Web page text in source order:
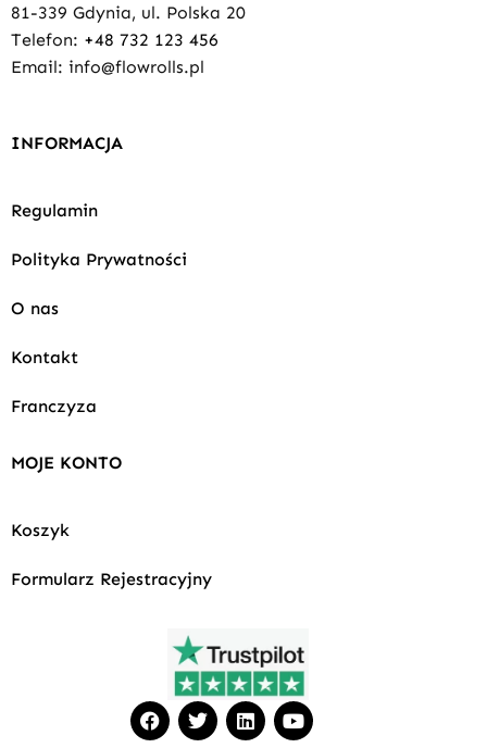
81-339 Gdynia, ul. Polska 20
Telefon: +48 732 123 456
Email: info@flowrolls.pl
INFORMACJA
Regulamin
Polityka Prywatności
O nas
Kontakt
Franczyza
MOJE KONTO
Koszyk
Formularz Rejestracyjny
F
a
T
w
L
i
Y
o